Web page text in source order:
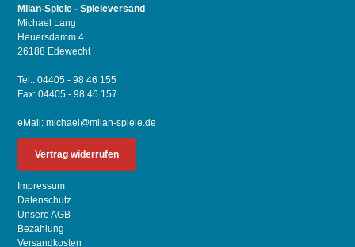
Milan-Spiele - Spieleversand
Michael Lang
Heuersdamm 4
26188 Edewecht
Tel.: 04405 - 98 46 155
Fax: 04405 - 98 46 157
eMail:michael@milan-spiele.de
Vertrag widerrufen
Impressum
Datenschutz
Unsere AGB
Bezahlung
Versandkosten